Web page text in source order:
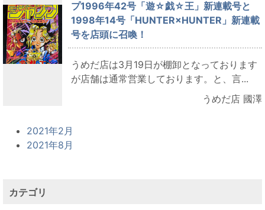
プ1996年42号「遊☆戯☆王」新連載号と
1998年14号「HUNTER×HUNTER」新連載
号を店頭に召喚！
うめだ店は3月19日が棚卸となっております
が店舗は通常営業しております。と、言...
うめだ店 國澤
2021年2月
2021年8月
カテゴリ